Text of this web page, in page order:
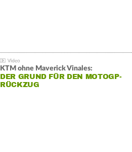
KTM ohne Maverick Vinales:
DER GRUND FÜR DEN MOTOGP-
RÜCKZUG